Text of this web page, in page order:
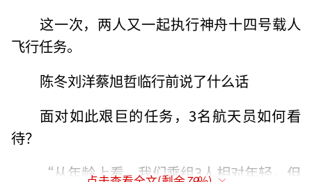
这一次，两人又一起执行神舟十四号载人
飞行任务。
陈冬刘洋蔡旭哲临行前说了什么话
面对如此艰巨的任务，3名航天员如何看
待？
“从年龄上看，我们乘组3人相对年轻，但